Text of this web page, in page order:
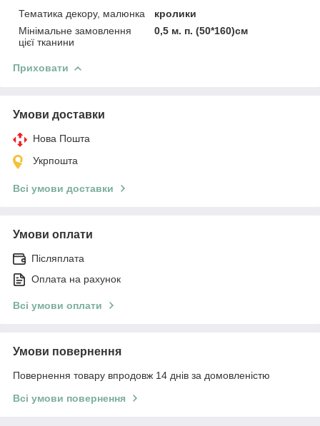
Тематика декору, малюнка
кролики
Мінімальне замовлення
цієї тканини
0,5 м. п. (50*160)см
Приховати
Умови доставки
Нова Пошта
Укрпошта
Всі умови доставки
Умови оплати
Післяплата
Оплата на рахунок
Всі умови оплати
Умови повернення
Повернення товару впродовж 14 днів за домовленістю
Всі умови повернення